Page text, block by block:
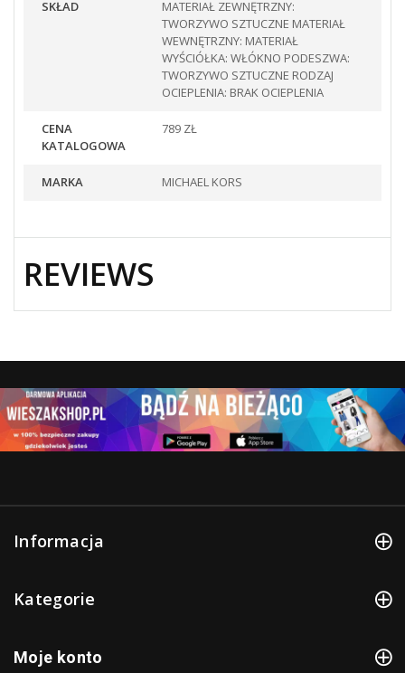
SKŁAD
MATERIAŁ ZEWNĘTRZNY:
TWORZYWO SZTUCZNE MATERIAŁ
WEWNĘTRZNY: MATERIAŁ
WYŚCIÓŁKA: WŁÓKNO PODESZWA:
TWORZYWO SZTUCZNE RODZAJ
OCIEPLENIA: BRAK OCIEPLENIA
CENA
KATALOGOWA
789 ZŁ
MARKA MICHAEL KORS
REVIEWS
Informacja
Kategorie
Moje konto